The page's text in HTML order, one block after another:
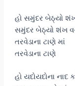
હો સમુંદર બેઠ્યો
સમુંદર બેઠ્યો શંખ
તરવેડાના ટાણે માં
તરવેડાના ટાણે
હો યદોયદોના નાદ